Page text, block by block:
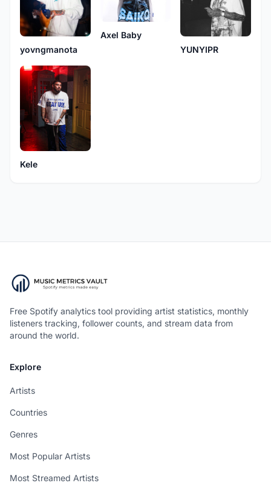
yovngmanota
Axel Baby
YUNYIPR
Kele
Free Spotify analytics tool providing artist statistics, monthly
listeners tracking, follower counts, and stream data from
around the world.
Explore
Artists
Countries
Genres
Most Popular Artists
Most Streamed Artists